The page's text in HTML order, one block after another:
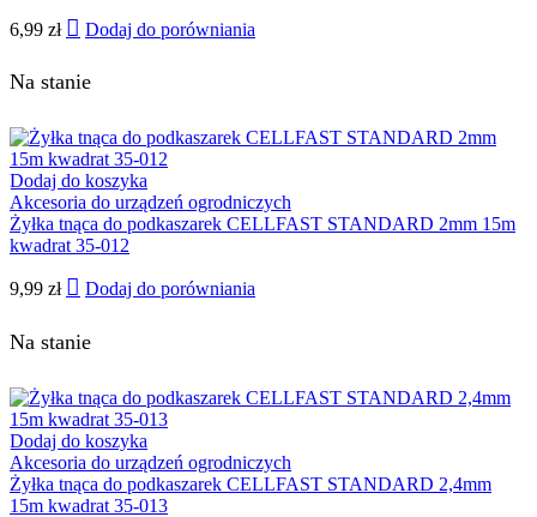
6,99 zł Dodaj do porówniania
Na stanie
Dodaj do koszyka
Akcesoria do urządzeń ogrodniczych
Żyłka tnąca do podkaszarek CELLFAST STANDARD 2mm 15m
kwadrat 35-012
9,99 zł Dodaj do porówniania
Na stanie
Dodaj do koszyka
Akcesoria do urządzeń ogrodniczych
Żyłka tnąca do podkaszarek CELLFAST STANDARD 2,4mm
15m kwadrat 35-013